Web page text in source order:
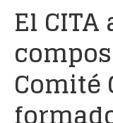
El
Comité